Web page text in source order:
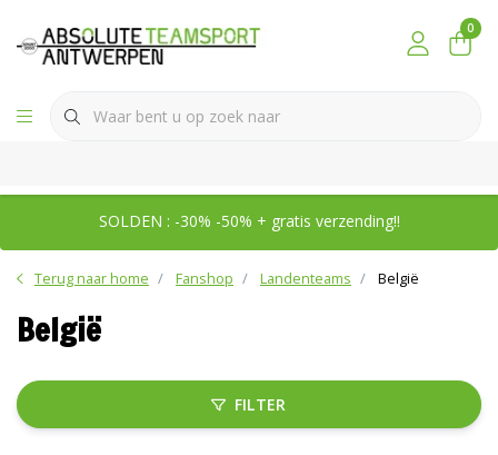
0
SOLDEN : -30% -50% + gratis verzending!!
Terug naar home Fanshop Landenteams België
België
FILTER